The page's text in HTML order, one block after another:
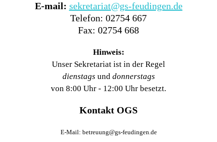
E-mail: sekretariat@gs-feudingen.de
Telefon: 02754 667
Fax: 02754 668
Hinweis:
Unser Sekretariat ist in der Regel
dienstags und donnerstags
von 8:00 Uhr - 12:00 Uhr besetzt.
Kontakt OGS
E-Mail: betreuung@gs-feudingen.de